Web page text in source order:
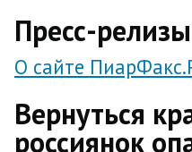
Пресс-
О сайте
Вернуться
россиянок